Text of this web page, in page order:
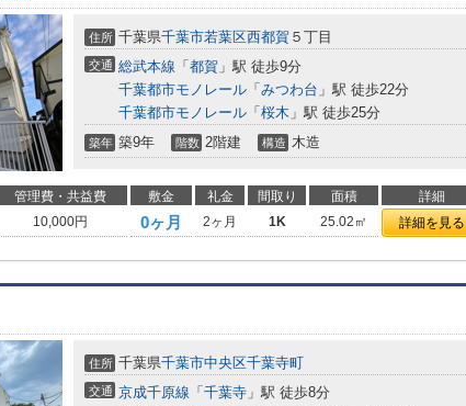
住所 千葉県千葉市若葉区西都賀 ５丁目
交通 総武本線 「 都賀 」駅 徒歩9分
千葉都市モノレール 「 みつわ台 」駅 徒歩22分
千葉都市モノレール 「 桜木 」駅 徒歩25分
築年 築9年 階数 2階建 構造 木造
管理費・共益費 敷金 礼金 間取り 面積 詳細
10,000円 0ヶ月 2ヶ月 1K 25.02㎡ 詳細を見る
住所 千葉県千葉市中央区千葉寺町
交通 京成千原線 「 千葉寺 」駅 徒歩8分